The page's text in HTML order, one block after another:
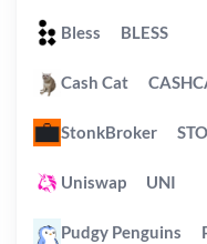
Bless BLESS
Cash Cat
StonkBroker
Uniswap UNI
Pudgy Penguins